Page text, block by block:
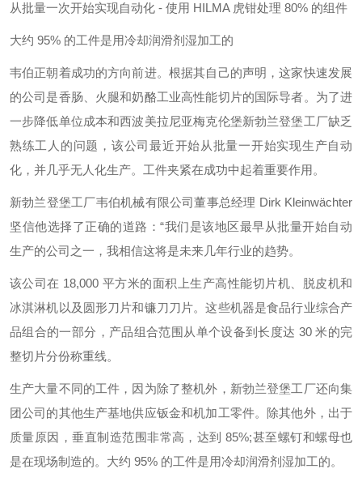
从批量一次开始实现自动化 - 使用 HILMA 虎钳处理 80% 的组件
大约 95% 的工件是用冷却润滑剂湿加工的
韦伯正朝着成功的方向前进。根据其自己的声明，这家快速发展
的公司是香肠、火腿和奶酪工业高性能切片的国际导者。为了进
一步降低单位成本和西波美拉尼亚梅克伦堡新勃兰登堡工厂缺乏
熟练工人的问题，该公司最近开始从批量一开始实现生产自动
化，并几乎无人化生产。工件夹紧在成功中起着重要作用。
新勃兰登堡工厂韦伯机械有限公司董事总经理 Dirk Kleinwächter
坚信他选择了正确的道路：“我们是该地区最早从批量开始自动
生产的公司之一，我相信这将是未来几年行业的趋势。
该公司在 18,000 平方米的面积上生产高性能切片机、脱皮机和
冰淇淋机以及圆形刀片和镰刀刀片。这些机器是食品行业综合产
品组合的一部分，产品组合范围从单个设备到长度达 30 米的完
整切片分份称重线。
生产大量不同的工件，因为除了整机外，新勃兰登堡工厂还向集
团公司的其他生产基地供应钣金和机加工零件。除其他外，出于
质量原因，垂直制造范围非常高，达到 85%;甚至螺钉和螺母也
是在现场制造的。大约 95% 的工件是用冷却润滑剂湿加工的。